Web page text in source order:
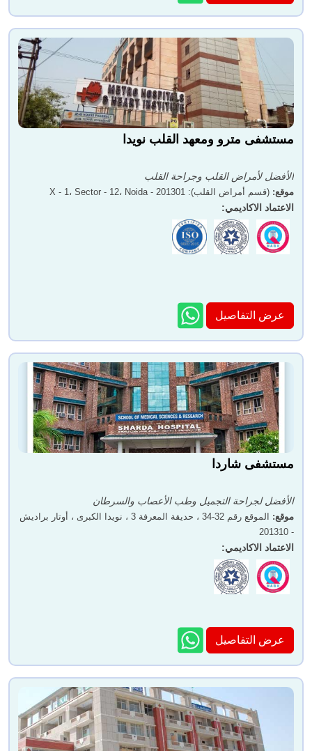
مستشفى مترو ومعهد القلب نويدا
الأفضل لأمراض القلب وجراحة القلب
موقع: (قسم أمراض القلب): X - 1، Sector - 12، Noida - 201301
الاعتماد الاكاديمي:
عرض التفاصيل
مستشفى شاردا
الأفضل لجراحة التجميل وطب الأعصاب والسرطان
موقع:
الموقع رقم 32-34 ، حديقة المعرفة 3 ، نويدا الكبرى ، أوتار براديش
- 201310
الاعتماد الاكاديمي:
عرض التفاصيل